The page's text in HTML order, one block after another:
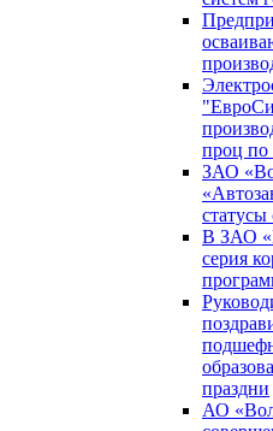
проц по
ЗАО
В ЗАО
серия
праздни
АО